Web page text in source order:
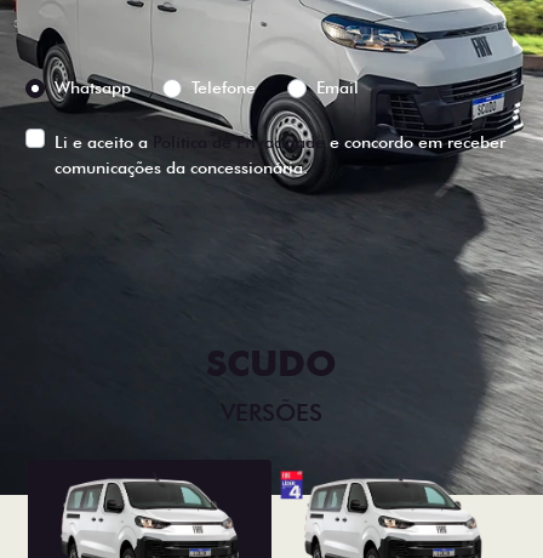
Preferência de contato:
Whatsapp
Telefone Email
Li e aceito a Política de Privacidade e concordo em receber
comunicações da concessionária.
SCUDO
VERSÕES